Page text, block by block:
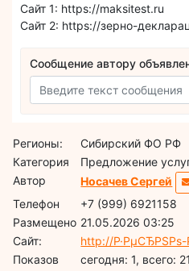
Сайт 1: https://maksitest.ru
Сайт 2: https://зерно-
Сообщение автору
Регионы:
Сибирский ФО РФ
Категория
Предложение
Автор
Носачев Сергей
Телефон
+7 (999) 6921158
Размещено 21.05.2026 03:25
Сайт:
http://
Показов
cегодня: 1, всего: